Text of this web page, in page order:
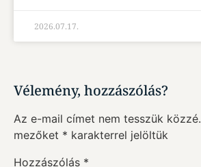
2026.07.17.
Vélemény, hozzászólás?
Az e-mail címet nem tesszük közzé.
mezőket * karakterrel jelöltük
Hozzászólás *